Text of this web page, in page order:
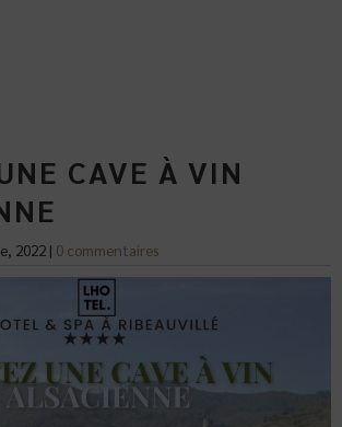
CAVE À VIN
2022 | 0 commentaires